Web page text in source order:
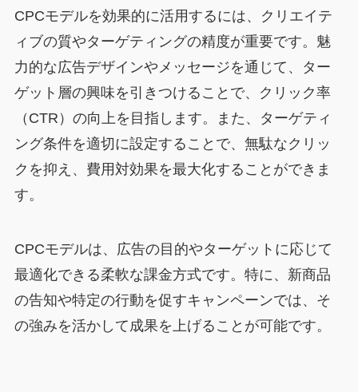
CPCモデルを効果的に活用するには、クリエイテ
ィブの質やターゲティングの精度が重要です。魅
力的な広告デザインやメッセージを通じて、ター
ゲット層の興味を引きつけることで、クリック率
（CTR）の向上を目指します。また、ターゲティ
ング条件を適切に設定することで、無駄なクリッ
クを抑え、費用対効果を最大化することができま
す。
CPCモデルは、広告の目的やターゲットに応じて
最適化できる柔軟な課金方式です。特に、新商品
の告知や特定の行動を促すキャンペーンでは、そ
の強みを活かして成果を上げることが可能です。